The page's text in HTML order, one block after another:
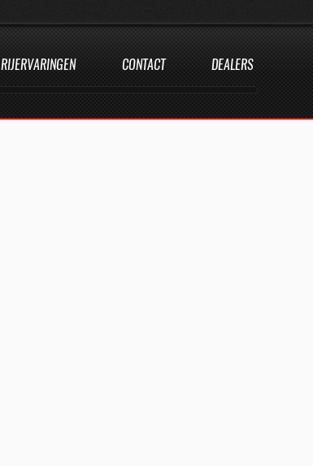
RIJERVARINGEN CONTACT DEALERS